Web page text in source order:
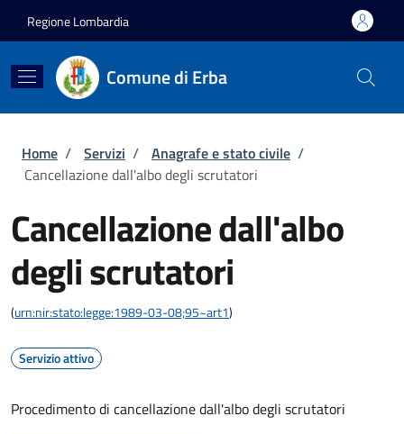
Regione Lombardia
Comune di Erba
Briciole di pane
Home / Servizi / Anagrafe e stato civile /
Cancellazione dall'albo degli scrutatori
Cancellazione dall'albo
degli scrutatori
(urn:nir:stato:legge:1989-03-08;95~art1)
Servizio attivo
Procedimento di cancellazione dall'albo degli scrutatori